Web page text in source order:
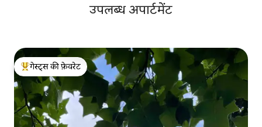
उपलब्ध अपार्टमेंट
गेस्ट्स का टॉप फ़ेवरेट
गेस्ट्स की फ़ेवरेट